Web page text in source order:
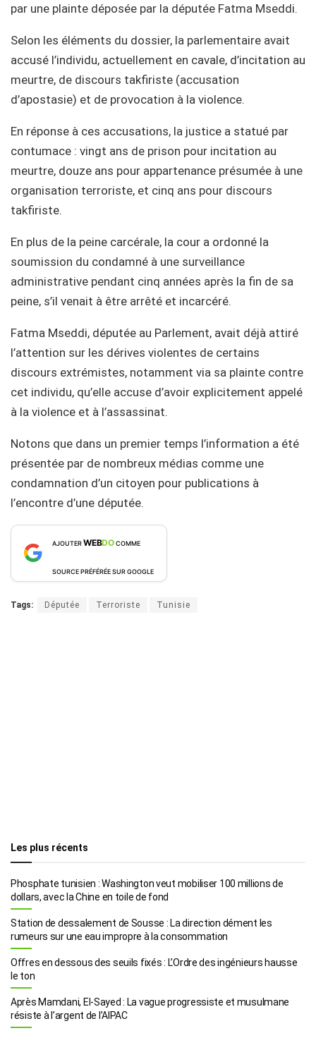
par une plainte déposée par la députée Fatma Mseddi.
Selon les éléments du dossier, la parlementaire avait
accusé l’individu, actuellement en cavale, d’incitation au
meurtre, de discours takfiriste (accusation
d’apostasie) et de provocation à la violence.
En réponse à ces accusations, la justice a statué par
contumace : vingt ans de prison pour incitation au
meurtre, douze ans pour appartenance présumée à une
organisation terroriste, et cinq ans pour discours
takfiriste.
En plus de la peine carcérale, la cour a ordonné la
soumission du condamné à une surveillance
administrative pendant cinq années après la fin de sa
peine, s’il venait à être arrêté et incarcéré.
Fatma Mseddi, députée au Parlement, avait déjà attiré
l’attention sur les dérives violentes de certains
discours extrémistes, notamment via sa plainte contre
cet individu, qu’elle accuse d’avoir explicitement appelé
à la violence et à l’assassinat.
Notons que dans un premier temps l’information a été
présentée par de nombreux médias comme une
condamnation d’un citoyen pour publications à
l’encontre d’une députée.
AJOUTERWEBDOCOMME
SOURCE PRÉFÉRÉE SUR GOOGLE
Tags: Députée Terroriste Tunisie
Les plus récents
Phosphate tunisien : Washington veut mobiliser 100 millions de
dollars, avec la Chine en toile de fond
Station de dessalement de Sousse : La direction dément les
rumeurs sur une eau impropre à la consommation
Offres en dessous des seuils fixés : L’Ordre des ingénieurs hausse
le ton
Après Mamdani, El-Sayed : La vague progressiste et musulmane
résiste à l’argent de l’AIPAC